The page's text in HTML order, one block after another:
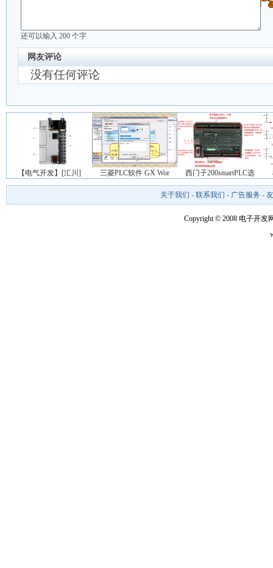
还可以输入 200 个字
网友评论
没有任何评论
【电气开发】[汇川] 三菱PLC软件 GX Wor 西门子200smartPLC选
关于我们 - 联系我们 - 广告服务 -
Copyright © 2008 电子开发